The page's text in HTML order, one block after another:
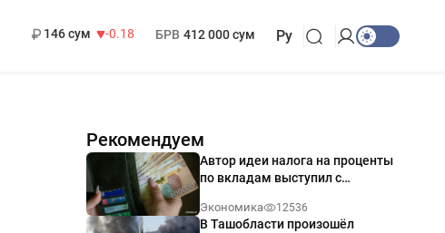
146 сум
-0.18
БРВ 412 000 сум Ру
Рекомендуем
Автор идеи налога на проценты
по вкладам выступил с
Экономика 12536
В Ташобласти произошёл